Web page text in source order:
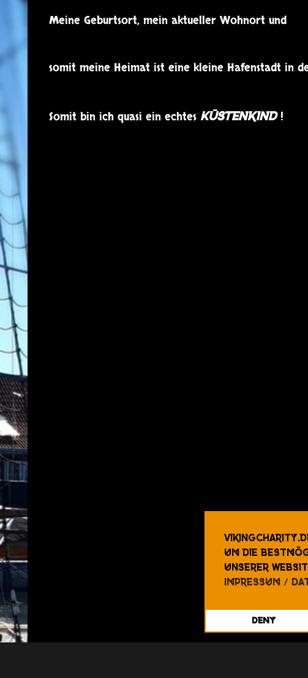
Meine Geburtsort, mein aktueller Wohnort und
somit meine Heimat ist eine kleine Hafenstadt in
Somit bin ich quasi ein echtes Küstenkind !
um die
unserer
Impressum /
Deny